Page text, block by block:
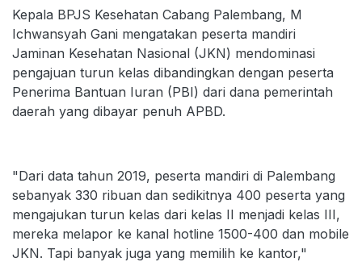
Kepala BPJS Kesehatan Cabang Palembang, M
Ichwansyah Gani mengatakan peserta mandiri
Jaminan Kesehatan Nasional (JKN) mendominasi
pengajuan turun kelas dibandingkan dengan peserta
Penerima Bantuan Iuran (PBI) dari dana pemerintah
daerah yang dibayar penuh APBD.
"Dari data tahun 2019, peserta mandiri di Palembang
sebanyak 330 ribuan dan sedikitnya 400 peserta yang
mengajukan turun kelas dari kelas II menjadi kelas III,
mereka melapor ke kanal hotline 1500-400 dan mobile
JKN. Tapi banyak juga yang memilih ke kantor,"